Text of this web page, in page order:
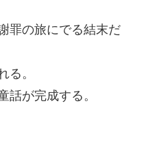
罪の旅にでる結末だ
る。
話が完成する。